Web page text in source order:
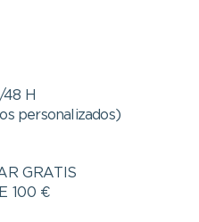
48 H
personalizados)
GRATIS
100 €